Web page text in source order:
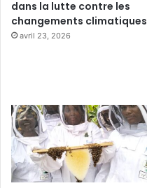
dans la lutte contre les
changements climatiques
avril 23, 2026